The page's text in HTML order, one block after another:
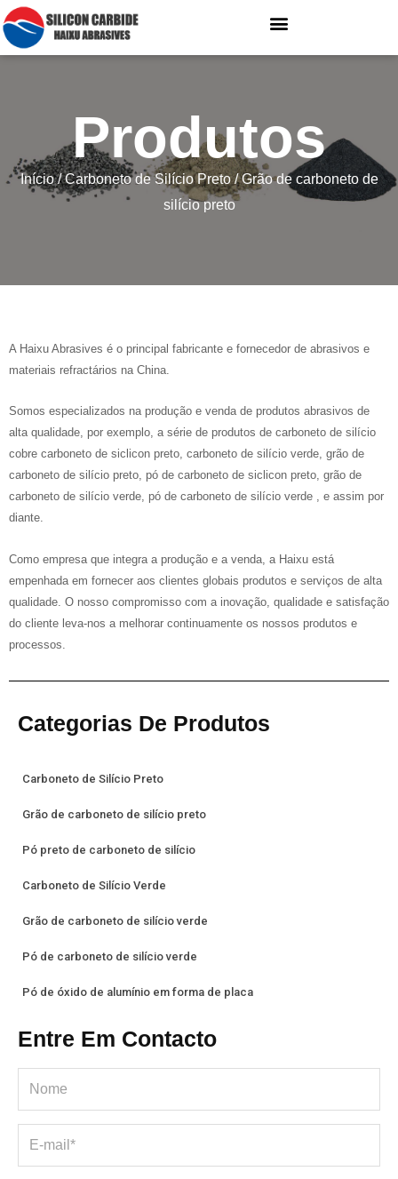
Produtos
Início/Carboneto de Silício Preto/ Grão de carboneto de
silício preto
A Haixu Abrasives é o principal fabricante e fornecedor de abrasivos e
materiais refractários na China.
Somos especializados na produção e venda de produtos abrasivos de
alta qualidade, por exemplo, a série de produtos de carboneto de silício
cobre carboneto de siclicon preto, carboneto de silício verde, grão de
carboneto de silício preto, pó de carboneto de siclicon preto, grão de
carboneto de silício verde, pó de carboneto de silício verde , e assim por
diante.
Como empresa que integra a produção e a venda, a Haixu está
empenhada em fornecer aos clientes globais produtos e serviços de alta
qualidade. O nosso compromisso com a inovação, qualidade e satisfação
do cliente leva-nos a melhorar continuamente os nossos produtos e
processos.
Categorias De Produtos
Carboneto de Silício Preto
Grão de carboneto de silício preto
Pó preto de carboneto de silício
Carboneto de Silício Verde
Grão de carboneto de silício verde
Pó de carboneto de silício verde
Pó de óxido de alumínio em forma de placa
Entre Em Contacto